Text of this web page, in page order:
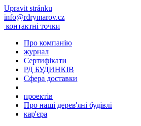
Upravit stránku
info@rdrymarov.cz
контактні точки
Про компанію
журнал
Сертифікати
РД БУДИНКІВ
Сфера доставки
проектів
Про наші дерев'яні будівлі
кар'єра